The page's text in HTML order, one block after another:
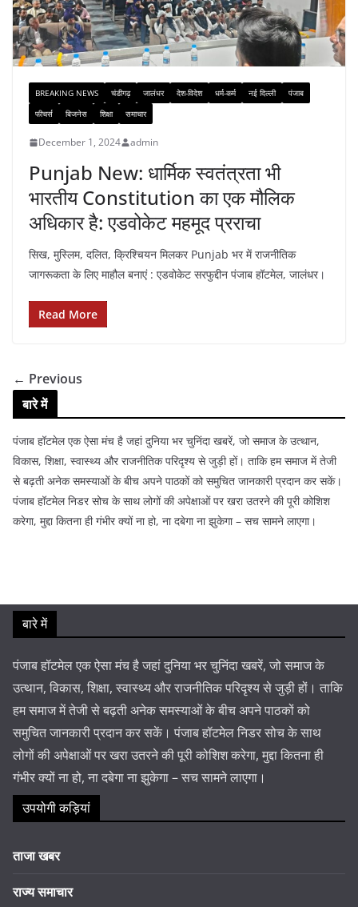
BREAKING NEWS चंडीगढ़ जालंधर देश-विदेश धर्म-कर्म नई दिल्ली
पंजाब
फीचर्स
बिजनेस शिक्षा समाचार
December 1, 2024 admin
Punjab New: धार्मिक स्वतंत्रता भी
भारतीय Constitution का एक मौलिक
अधिकार है: एडवोकेट महमूद प्रराचा
सिख, मुस्लिम, दलित, क्रिश्चियन मिलकर Punjab भर में राजनीतिक
जागरूकता के लिए माहौल बनाएं : एडवोकेट सरफुद्दीन पंजाब हॉटमेल, जालंधर।
Read More
← Previous
बारे में
पंजाब हॉटमेल एक ऐसा मंच है जहां दुनिया भर चुनिंदा खबरें, जो समाज के उत्थान,
विकास, शिक्षा, स्वास्थ्य और राजनीतिक परिदृश्य से जुड़ी हों। ताकि हम समाज में तेजी
से बढ़ती अनेक समस्याओं के बीच अपने पाठकों को समुचित जानकारी प्रदान कर सकें।
पंजाब हॉटमेल निडर सोच के साथ लोगों की अपेक्षाओं पर खरा उतरने की पूरी कोशिश
करेगा, मुद्दा कितना ही गंभीर क्यों ना हो, ना दबेगा ना झुकेगा – सच सामने लाएगा।
बारे में
पंजाब हॉटमेल एक ऐसा मंच है जहां दुनिया भर चुनिंदा खबरें, जो समाज के
उत्थान, विकास, शिक्षा, स्वास्थ्य और राजनीतिक परिदृश्य से जुड़ी हों। ताकि
हम समाज में तेजी से बढ़ती अनेक समस्याओं के बीच अपने पाठकों को
समुचित जानकारी प्रदान कर सकें। पंजाब हॉटमेल निडर सोच के साथ
लोगों की अपेक्षाओं पर खरा उतरने की पूरी कोशिश करेगा, मुद्दा कितना ही
गंभीर क्यों ना हो, ना दबेगा ना झुकेगा – सच सामने लाएगा।
उपयोगी कड़ियां
ताजा खबर
राज्य समाचार